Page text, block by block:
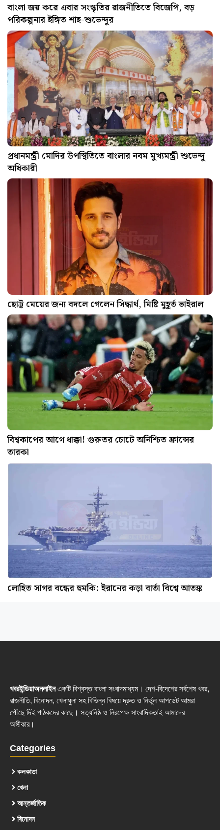
বাংলা জয় করে এবার সংস্কৃতির রাজনীতিতে বিজেপি, বড়
পরিকল্পনার ইঙ্গিত শাহ-শুভেন্দুর
প্রধানমন্ত্রী মোদির উপস্থিতিতে বাংলার নবম মুখ্যমন্ত্রী শুভেন্দু
অধিকারী
ছোট্ট মেয়ের জন্য বদলে গেলেন সিদ্ধার্থ, মিষ্টি মুহূর্ত ভাইরাল
বিশ্বকাপের আগে ধাক্কা! গুরুতর চোটে অনিশ্চিত ফ্রান্সের
তারকা
লোহিত সাগর বন্ধের হুমকি: ইরানের কড়া বার্তা বিশ্বে আতঙ্ক
খবরইন্ডিয়াঅনলাইনএকটি বিশ্বস্ত বাংলা সংবাদমাধ্যম। দেশ-বিদেশের সর্বশেষ খবর,
রাজনীতি, বিনোদন, খেলাধুলা সহ বিভিন্ন বিষয়ে দ্রুত ও নির্ভুল আপডেট আমরা
পৌঁছে দিই পাঠকদের কাছে। সত্যনিষ্ঠ ও নিরপেক্ষ সাংবাদিকতাই আমাদের
অঙ্গীকার।
Categories
কলকাতা
খেলা
আন্তর্জাতিক
বিনোদন